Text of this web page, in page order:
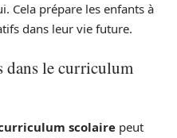
Cela prépare les enfants à
dans leur vie future.
dans le curriculum
scolaire peut